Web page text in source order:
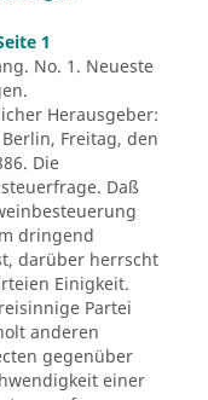
1
No. 1. Neueste
Herausgeber:
Freitag, den
Die
Daß
dringend
darüber herrscht
Einigkeit.
Partei
anderen
gegenüber
einer